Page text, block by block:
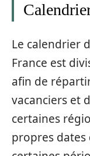
Le calendrier
France est
afin de
vacanciers et
certaines
propres dates